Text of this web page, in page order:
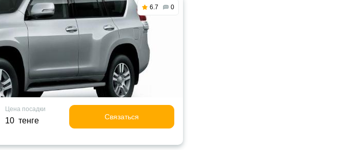
6.7 0
Цена посадки
10 тенге Связаться